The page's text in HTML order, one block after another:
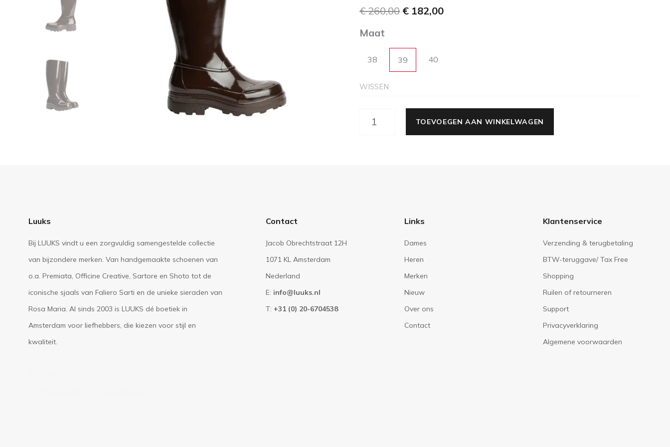
€260,00 € 182,00
Maat
38 39 40
WISSEN
TOEVOEGEN AAN WINKELWAGEN
Luuks
Bij LUUKS vindt u een zorgvuldig samengestelde collectie
van bijzondere merken. Van handgemaakte schoenen van
o.a. Premiata, Officine Creative, Sartore en Shoto tot de
iconische sjaals van Faliero Sarti en de unieke sieraden van
Rosa Maria. Al sinds 2003 is LUUKS dé boetiek in
Amsterdam voor liefhebbers, die kiezen voor stijl en
kwaliteit.
Contact
Jacob Obrechtstraat 12H
1071 KL Amsterdam
Nederland
E: info@luuks.nl
T: +31 (0) 20-6704538
Links
Dames
Heren
Merken
Nieuw
Over ons
Contact
Klantenservice
Verzending & terugbetaling
BTW-teruggave/ Tax Free
Shopping
Ruilen of retourneren
Support
Privacyverklaring
Algemene voorwaarden